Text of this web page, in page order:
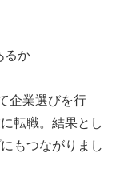
るか
企業選びを行
転職。結果とし
もつながりまし